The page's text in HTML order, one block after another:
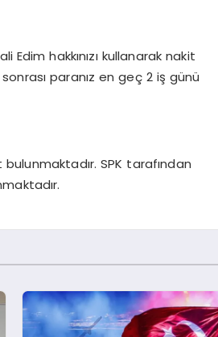
hakkınızı kullanarak nakit
paranız en geç 2 iş günü
bulunmaktadır. SPK tarafından